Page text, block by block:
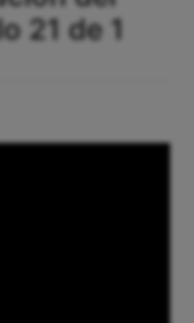
21 de 1